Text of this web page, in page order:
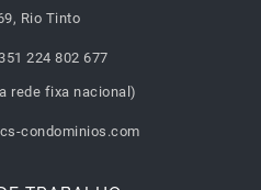
Rio Tinto
224 802 677
rede fixa nacional)
condominios.com